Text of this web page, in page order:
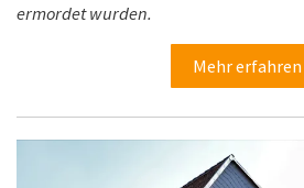
ermordet wurden.
Mehr erfahren